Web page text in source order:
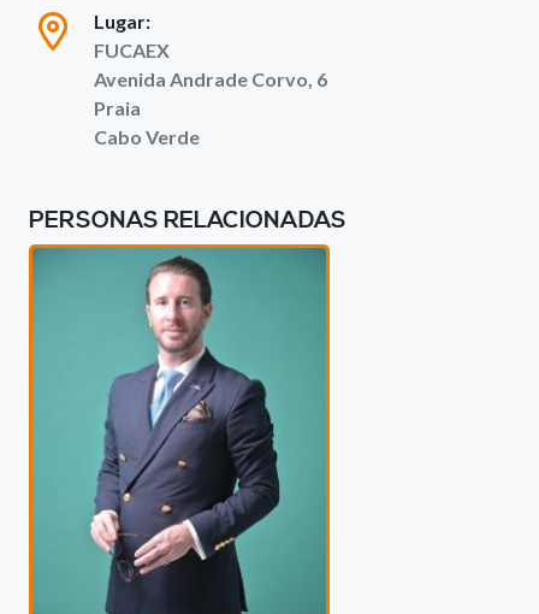
Lugar:
FUCAEX
Avenida Andrade Corvo, 6
Praia
Cabo Verde
PERSONAS RELACIONADAS